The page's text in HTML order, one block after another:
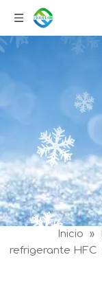
Inicio »
refrigerante HFC